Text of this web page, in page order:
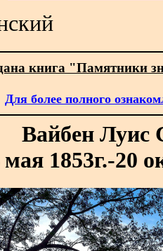
книга "Памятники
Для более полного
Вайбен Луис
1853г.-20